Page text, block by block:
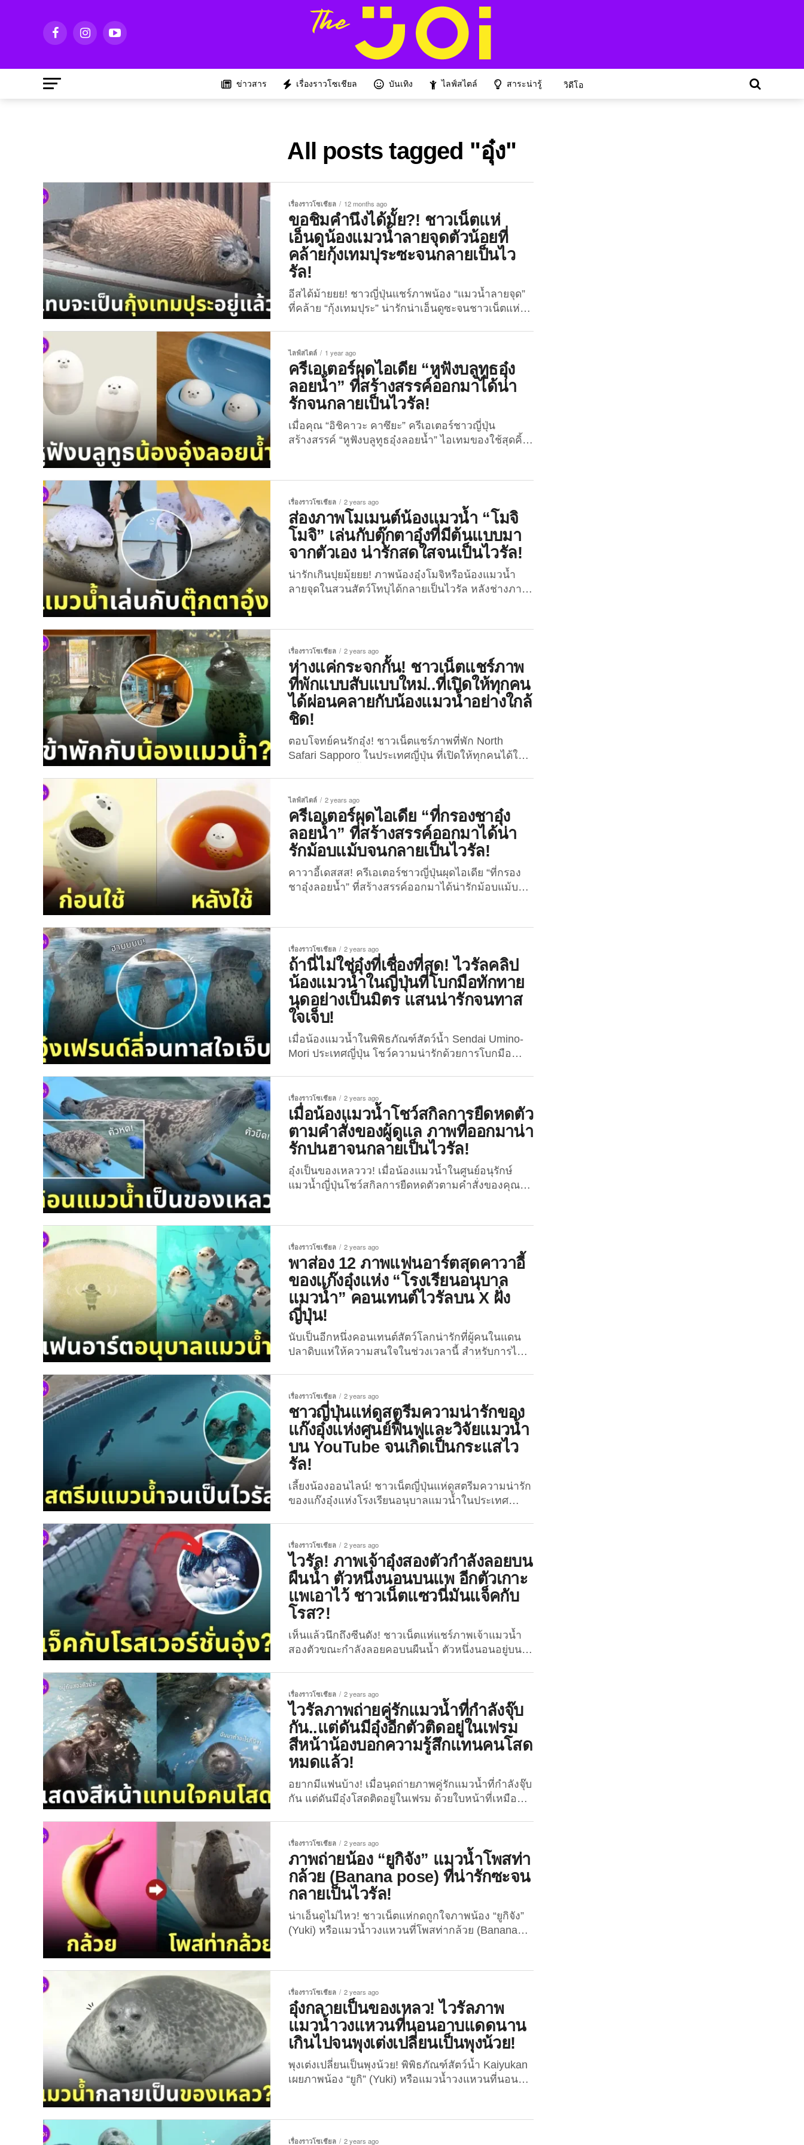
ข่าวสาร เรื่องราวโซเชียล บันเทิง ไลฟ์สไตล์ สาระน่ารู้ วิดีโอ
All posts tagged "อุ๋ง"
เรื่องราวโซเชียล 12 months ago
ขอชิมคำนึงได้มั้ย?! ชาวเน็ตแห่
เอ็นดูน้องแมวน้ำลายจุดตัวน้อยที่
คล้ายกุ้งเทมปุระซะจนกลายเป็นไว
รัล!
อีสได้ม้ายยย! ชาวญี่ปุ่นแชร์ภาพน้อง “แมวน้ำลายจุด”
ที่คล้าย “กุ้งเทมปุระ” น่ารักน่าเอ็นดูซะจนชาวเน็ตแห่กด
ภาพถ่ายเจ้า “แมวน้ำลายจุด” แห่ง “Oga Aquarium
GAO” หรือพิพิธภัณฑ์สัตว์น้ำที่ตั้งอยู่ในเมืองโอกะ จัง
หวัดอาคิตะ ประเทศญี่ปุ่น ก็ได้รับความสนใจอย่าง
ล้นหลามอีกครั้ง เพราะความอ้วมตุ้ยของน้องที่มองแวบ
แรกนั้นรู้สึกว่า..นี่มันกุ้งเทมปุระชัด ๆ ย้อนกลับไปเมื่อ
ช่วงต้นเดือนที่ผ่านมา คุณเจ้าของแอคเคาท์ X:
@on2taro1 ผู้ชื่นชอบการถ่ายภาพเหล่าก้อนอุ๋งที่
ไลฟ์สไตล์ 1 year ago
ครีเอเตอร์ผุดไอเดีย “หูฟังบลูทูธอุ๋ง
ลอยน้ำ” ที่สร้างสรรค์ออกมาได้น่า
รักจนกลายเป็นไวรัล!
เมื่อคุณ “อิชิคาวะ คาซึยะ” ครีเอเตอร์ชาวญี่ปุ่น
สร้างสรรค์ “หูฟังบลูทูธอุ๋งลอยน้ำ” ไอเทมของใช้สุดคิ้ว
เทนต์จากคุณ “อิชิคาวะ คาซึยะ” ครีเอเตอร์ชาวญี่ปุ่นผู้
ใช้แอคเคาท์ X: @issikazu20 ที่มีผู้ติดตามกว่า 1 แสน
คน เจ้าของไอเดียผลงานสร้างสรรค์เยอะแยะมากมาย
ไม่ว่าจะเป็น “ฟองน้ำรูปแพะ”, “กระปุกใส่เครื่องปรุงรูป
นกกระทุง”, “จานซอสรูปโลมา”, “ที่กดสบู่น้องหมา
ชิบะ”, “ที่เก็บสายชาร์จนากน้อย” และ “พาวเวอร์แบงค์
หนูแฮมสเตอร์” ซึ่งไม่นานมานี้คุณเขาก็ได้เผยภาพไอ
เทมสุดน่ารักอย่าง “หูฟังบลูทูธอุ๋งลอยน้ำ” ที่ทำเอาชาว
เน็ตแห่กดไลก์ให้กับความครีเอทีฟกันเพียบ! สำหรับ
ชิ้นนี้ก็คือน้องเขาถูกออกแบบมาให้มีลักษณะเป็นน้อง
เท่านั้น ซึ่งเวลาเก็บน้องไว้ในเคสสีฟ้า (ตามภาพ)...
เรื่องราวโซเชียล 2 years ago
ส่องภาพโมเมนต์น้องแมวน้ำ “โมจิ
โมจิ” เล่นกับตุ๊กตาอุ๋งที่มีต้นแบบมา
จากตัวเอง น่ารักสดใสจนเป็นไวรัล!
น่ารักเกินปุยมุ้ยยย! ภาพน้องอุ๋งโมจิหรือน้องแมวน้ำ
ลายจุดในสวนสัตว์โทบุได้กลายเป็นไวรัล หลังช่างภาพ
แมวน้ำลายจุด (Spotted Seal) หนึ่งในสัตว์ที่ทางสวน
สัตว์โทบุประเทศญี่ปุ่นดูแล ซึ่งความน่ารักของน้องก็
ทำเอาผู้พบเห็นทุกคนใจเหลวไปตาม ๆ กัน แม้แต่ทาง
สวนสัตว์เองก็ยังเรียกน้องด้วยความเอ็นดูว่า “แมวน้ำ
โมจิโมจิ” เมื่อช่วงเดือนพฤศจิกายนที่ผ่านมา คุณช่าง
ภาพหรือผู้ใช้ X: @chikuwa_0412 ได้โพสต์เซ็ตภาพ
เจ้าแมวน้ำลายจุดหรือน้องโมจิที่อยู่ในสวนสัตว์โทบุ
ประเทศญี่ปุ่น ซึ่งความน่ารักของภาพถ่ายเซ็ตนี้ก็คือเป็น
ภาพที่เผยให้เห็นโมเมนต์แสนสดใสของก้อนโมจิขณะ
กำลังเล่นกับตุ๊กตาอุ๋งที่ถูกถอดแบบมากจากตัวน้องเขา
(เหมือนเป๊ะ!) ราวกับคิดว่าเจ้าตุ๊กตาตัวนี้มีชีวิตและเป็น
ที่คุณช่างภาพเก็บมาได้นั้นไม่ธรรมดา..เพราะดูน่ารัก
น่าเอ็นดูเป็นพิเศษยังไงล่ะ! หลังจากที่เซ็ตภาพเจ้าอุ๋ง
โมจิเล่นกับตุ๊กตาหน้าเหมือนตัวเองถูกเผยแพร่ออกไป ก็
กลายเป็นไวรัลที่ตอนนี้มีชาวเน็ตกดรีโพสต์และกดไลก์
ความน่ารักที่ทำเอาเหล่าทาสใจเจ็บกันถ้วนหน้า ...
เรื่องราวโซเชียล 2 years ago
ห่างแค่กระจกกั้น! ชาวเน็ตแชร์ภาพ
ที่พักแบบสับแบบใหม่..ที่เปิดให้ทุกคน
ได้ผ่อนคลายกับน้องแมวน้ำอย่างใกล้
ชิด!
ตอบโจทย์คนรักอุ๋ง! ชาวเน็ตแชร์ภาพที่พัก North
Safari Sapporo ในประเทศญี่ปุ่น ที่เปิดให้ทุกคนได้ใกล้
ได้ออกมาแชร์ประสบการณ์การเช็คอินที่พักใน
บรรยากาศสวนสัตว์ โดยเธอได้เลือกห้องพักที่มีสัตว์โลก
ตัวก้อนอย่างเจ้าอุ๋งให้อยู่ด้วยกันไปตลอดทั้งคืน ซึ่งผลที่
ออกมาก็คือเธอนอนดูน้องแมวน้ำ..น้อยกว่าที่แมวน้ำ
นอนดูเธอซะงั้นนน เมื่อไม่นานมานี้ (วันที่ 3
พฤศจิกายน 2024) ชาวเน็ตญี่ปุ่นหรือผู้ใช้แอคเคาท์ X:
@HARUURARA_mochi ได้ออกมาโพสต์ภาพและแชร์
ไลฟ์สไตล์ 2 years ago
ครีเอเตอร์ผุดไอเดีย “ที่กรองชาอุ๋ง
ลอยน้ำ” ที่สร้างสรรค์ออกมาได้น่า
รักม้อบแม้บจนกลายเป็นไวรัล!
คาวาอี้เดสสส! ครีเอเตอร์ชาวญี่ปุ่นผุดไอเดีย “ที่กรอง
ชาอุ๋งลอยน้ำ” ที่สร้างสรรค์ออกมาได้น่ารักม้อบแม้บจน
คุณ “อิชิคาวะ คาซึยะ” ครีเอเตอร์ชาวญี่ปุ่นผู้ใช้แอคเคา
ท์ X: @issikazu20 ที่มีผู้ติดตามกว่า 6.6 หมื่นคน
เจ้าของไอเดียผลงานสร้างสรรค์เยอะแยะมากมาย ไม่
ว่าจะเป็น “ฟองน้ำรูปแพะ”, “กบเหลาดินสอ
ไดโนเสาร์”, “แคคตัสไส้ดินสอกด”, “ยางลบรถไฟ
Shinkansen”, “เนยรูปสาวเต้นระบำใต้น้ำ” และ “ชุด
ตะเกียบแพนด้ากินไผ่” ซึ่งไม่นานมานี้คุณเขาก็ได้เผย
ภาพไอเทมสุดน่ารักอย่าง “ที่กรองชาอุ๋งลอยน้ำ” ที่
ทำเอาชาวเน็ตแห่กดไลก์ให้กับความครีเอทีฟกันเพียบ!
สำหรับกิมมิคความน่ารักของไอเทม “ที่กรองชาอุ๋ง
ลอยน้ำ” ก็คือดีไซน์ตัวที่กรองใบชาจะเป็นรูปแมวน้ำ
เรื่องราวโซเชียล 2 years ago
ถ้านี่ไม่ใช่อุ๋งที่เชื่องที่สุด! ไวรัลคลิป
น้องแมวน้ำในญี่ปุ่นที่โบกมือทักทาย
นุดอย่างเป็นมิตร แสนน่ารักจนทาส
ใจเจ็บ!
เมื่อน้องแมวน้ำในพิพิธภัณฑ์สัตว์น้ำ Sendai Umino-
Mori ประเทศญี่ปุ่น โชว์ความน่ารักด้วยการโบกมือ
ประเทศญี่ปุ่นอีกแล้ว รอบนี้เป็นคลิปวิดีโอก้อนน้องอุ๋งใน
พิพิธภัณฑ์สัตว์น้ำ Sendai Umino-Mori จังหวัดมิยางิ ที่
กำลังโบกมือทักทายและเล่นกับคุณเจ้าหน้าที่ผู้ดูแล ซึ่ง
บอกเลยว่าภาพที่ออกมานั้นดูน่ารักแบบสุด ๆ จนชาว
เน็ตใจเจ็บไปตาม ๆ กัน เมื่อไม่กี่วันที่ผ่านมา (วันที่ 4
กันยายน...
เรื่องราวโซเชียล 2 years ago
เมื่อน้องแมวน้ำโชว์สกิลการยืดหดตัว
ตามคำสั่งของผู้ดูแล ภาพที่ออกมาน่า
รักปนฮาจนกลายเป็นไวรัล!
อุ๋งเป็นของเหลววว! เมื่อน้องแมวน้ำในศูนย์อนุรักษ์
แมวน้ำญี่ปุ่นโชว์สกิลการยืดหดตัวตามคำสั่งของคุณ
ถูกส่งตรงมาจากประเทศญี่ปุ่นอีกแล้ว รอบนี้เป็นคลิป
วิดีโอก้อนน้องอุ๋งในศูนย์อนุรักษ์แมวน้ำ Okhotsk
Tokkari Center จังหวัดฮอกไกโด ที่กำลังโชว์สกิลสุด
เจ๋งอย่างการยืดหดตัวตามคำสั่งของคุณเจ้าหน้าที่ผู้ดูแล
ซึ่งภาพที่ออกมาก็ดูน่ารักปนฮาจนชาวเน็ตแห่เอ็นดูไป
ตาม ๆ กัน เมื่อไม่นานมานี้ (วันที่ 22 สิงหาคม 2024)
ผู้ใช้ X:...
เรื่องราวโซเชียล 2 years ago
พาส่อง 12 ภาพแฟนอาร์ตสุดคาวาอี้
ของแก๊งอุ๋งแห่ง “โรงเรียนอนุบาล
แมวน้ำ” คอนเทนต์ไวรัลบน X ฝั่ง
ญี่ปุ่น!
นับเป็นอีกหนึ่งคอนเทนต์สัตว์โลกน่ารักที่ผู้คนในแดน
ปลาดิบแห่ให้ความสนใจในช่วงเวลานี้ สำหรับการไลฟ์
สดดังกล่าวนั้นจะสร้างความเพลิดเพลินให้กับเหล่าผู้ชม
ได้ไม่น้อย เพราะชาวญี่ปุ่นหลายต่อหลายคนต่างพากัน
เลี้ยงน้องออนไลน์จนเกิดเป็นกระแสโรงเรียนอนุบาล
แมวน้ำขึ้นมา โดยไวรัลโรงเรียนอนุบาลแมวน้ำดัง
กล่าวนั้น เริ่มต้นมาจากผู้ใช้
งาน X: @hokahoka_times ที่มีผู้ติดตามกว่า 1.8 หมื่น
คน ได้แชร์คลิปวิดีโอบางช่วงบางตอนของการดูสตรีม
แก๊งอุ๋งบน YouTube ในช่อง “Zeehondencentrum
Pieterburen” ซึ่งเป็นศูนย์ฟื้นฟูและวิจัยแมวน้ำที่ประเทศ
เนเธอร์แลนด์ ต่อมาคลิปดังกล่าวได้กลายเป็นที่พูดถึง
และถูกแชร์ต่อจนมีผู้คนนับหมื่นตามไปสตรีมดูน้องกัน
แบบทั้งวันทั้งคืน จากตอนแรกยอดผู้ชมมีเพียงหลักสิบก็
พุ่งขึ้นมาหลายเท่าตัวจนเจ้าหน้าที่ศูนย์ทั้งรู้สึกงุนงงและ
รู้สึกยินดีที่มีผู้คนให้ความสนใจรวมถึงให้การสนับสนุน
ผ่านการบริจาคสมทบทุนที่จะนำไปใช้เพื่อการฟื้นฟูและ
การวิจัยเจ้าอุ๋งในศูนย์ หลังจากที่คลิปวิดีโอบางช่วง
นอกจากชาวเน็ตญี่ปุ่นเขาจะตามไปรับชมสตรีมในช่อง
ของศูนย์ฟื้นฟูและวิจัยแมวน้ำบน YouTube แล้ว บาง
ความน่ารักบางส่วนของ “แฟนอาร์ตสุดคาวาอี้ของแก๊ง
อุ๋งแห่งโรงเรียนอนุบาลแมวน้ำ” ที่กำลังเป็นไวรัลบน...
เรื่องราวโซเชียล 2 years ago
ชาวญี่ปุ่นแห่ดูสตรีมความน่ารักของ
แก๊งอุ๋งแห่งศูนย์ฟื้นฟูและวิจัยแมวน้ำ
บน YouTube จนเกิดเป็นกระแสไว
รัล!
เลี้ยงน้องออนไลน์! ชาวเน็ตญี่ปุ่นแห่ดูสตรีมความน่ารัก
ของแก๊งอุ๋งแห่งโรงเรียนอนุบาลแมวน้ำในประเทศ
ปลาดิบแห่ให้ความสนใจในช่วงเวลานี้ สำหรับการไลฟ์
สดวิถีชีวิตของเจ้าอุ๋งที่ถูกเผยแพร่โดยศูนย์ฟื้นฟูและวิจัย
แมวน้ำในประเทศเนเธอร์แลนด์ ซึ่งดูเหมือนว่าการไลฟ์
สดดังกล่าวนั้นจะสร้างความเพลิดเพลินให้กับเหล่าผู้ชม
ได้ไม่น้อย เพราะชาวญี่ปุ่นหลายต่อหลายคนต่างพากัน
เลี้ยงน้องออนไลน์จนเกิดเป็นกระแสโรงเรียนอนุบาล
แมวน้ำขึ้นมา โดยไวรัลโรงเรียนอนุบาลแมวน้ำดัง
กล่าวนั้น เริ่มต้นมาจากผู้ใช้งาน X:
@hokahoka_times ที่มีผู้ติดตามกว่า 1.6 หมื่นคน ได้
แชร์คลิปวิดีโอบางช่วงบางตอนของการดูสตรีมแก๊งอุ๋
งบน YouTube ในช่อง “Zeehondencentrum
Pieterburen” ซึ่งเป็นศูนย์ฟื้นฟูและวิจัยแมวน้ำที่ประเทศ
เนเธอร์แลนด์ ต่อมาคลิปดังกล่าวได้กลายเป็นที่พูดถึง
และถูกแชร์ต่อจนมีผู้คนนับหมื่นตามไปสตรีมดูน้องกัน
แบบทั้งวันทั้งคืน จากตอนแรกยอดผู้ชมมีเพียงหลักสิบก็
พุ่งขึ้นมาหลายเท่าตัวจนเจ้าหน้าที่ศูนย์ทั้งรู้สึกงุนงงและ
ผ่านการบริจาคสมทบทุนที่จะนำไปใช้เพื่อการฟื้นฟูและ
การวิจัยเจ้าอุ๋งในศูนย์...
เรื่องราวโซเชียล 2 years ago
ไวรัล! ภาพเจ้าอุ๋งสองตัวกำลังลอยบน
ผืนน้ำ ตัวหนึ่งนอนบนแพ อีกตัวเกาะ
แพเอาไว้ ชาวเน็ตแซวนี่มันแจ็คกับ
โรส?!
เห็นแล้วนึกถึงซีนดัง! ชาวเน็ตแห่แชร์ภาพเจ้าแมวน้ำ
สองตัวขณะกำลังลอยคอบนผืนน้ำ ตัวหนึ่งนอนอยู่บน
เมื่อวันที่ 5 สิงหาคมที่ผ่านมา ชาวเน็ตญี่ปุ่นผู้ใช้บัญชี X:
@nekopublish ได้ทำการแชร์ภาพถ่ายของเจ้าแมวน้ำ
สองตัวขณะกำลังลอยคอบนผืนน้ำ พร้อมแคปชั่นระบุว่า
“ใครก็ตามที่บอกว่านี่มันคือซีนของแจ็คกับโรสจากหนัง
ไททานิค พวกคุณอัจฉริยะมาก!” เนื่องจากในภาพจะ
เห็นว่าเจ้าอุ๋งตัวหนึ่งกำลังนอนอยู่บนแพ ในขณะที่อีก
ตัวเกาะขอบแพไว้ ดูคล้ายฉากหลังจากเรือไททานิค
ล่ม...
เรื่องราวโซเชียล 2 years ago
ไวรัลภาพถ่ายคู่รักแมวน้ำที่กำลังจุ๊บ
กัน..แต่ดันมีอุ๋งอีกตัวติดอยู่ในเฟรม
สีหน้าน้องบอกความรู้สึกแทนคนโสด
หมดแล้ว!
อยากมีแฟนบ้าง! เมื่อนุดถ่ายภาพคู่รักแมวน้ำที่กำลังจุ๊บ
กัน แต่ดันมีอุ๋งโสดติดอยู่ในเฟรม ด้วยใบหน้าที่เหมือน
ติดอยู่ในเฟรมของทางพิพิธภัณฑ์สัตว์น้ำโทบะ (Toba
Aquarium) ประเทศญี่ปุ่น ซึ่งต้องบอกเลยว่าน้องอุ๋งตัวนี้
เป็นตัวแทนคนโสดชัด ๆ เพราะสีหน้าของน้องบอก
ความรู้สึกที่อยู่ส่วนลึกในใจไปหมดแล้ววว (ไม่มีใคร
อิจฉาทั้งนั้น!) ทำเอาเหล่าชาวเน็ตแห่เอ็นดูกันไม่
หวาดไม่ไหว เมื่อทางพิพิธภัณฑ์สัตว์น้ำโทบะ (Toba
Aquarium) ในประเทศญี่ปุ่น ได้โพสต์เซ็ตภาพถ่ายสัตว์
ความรักกันแบบไม่มีหยุดหย่อน โดยความพีคก็คือหาก
สังเกตในภาพถ่ายดี ๆ...
เรื่องราวโซเชียล 2 years ago
ภาพถ่ายน้อง “ยูกิจัง” แมวน้ำโพสท่า
กล้วย (Banana pose) ที่น่ารักซะจน
กลายเป็นไวรัล!
น่าเอ็นดูไม่ไหว! ชาวเน็ตแห่กดถูกใจภาพน้อง “ยูกิจัง”
(Yuki) หรือแมวน้ำวงแหวนที่โพสท่ากล้วย (Banana
นำเสนอภาพความน่ารักของเจ้า “ยูกิจัง” (Yuki) หรือ
แมวน้ำวงแหวนที่นอนอาบแดดจนดูเหมือนกำลังจะ
ละลายกันไปแล้ว ซึ่งภาพดังกล่าวนั้นก็ทำเอาเหล่าชาว
เน็ตแห่เอ็นดูกันไม่น้อย ล่าสุดคอนเทนต์เจ้าอุ๋งยูกิก็กลับ
มาเป็นไวรัลอีกครั้ง เมื่อน้องโพสท่ากล้วยหรือ Banana
pose แล้วดันออกมาน่ารักจนนุดใจเจ็บกันเป็นแถวเป็น
แนว!...
เรื่องราวโซเชียล 2 years ago
อุ๋งกลายเป็นของเหลว! ไวรัลภาพ
แมวน้ำวงแหวนที่นอนอาบแดดนาน
เกินไปจนพุงเต่งเปลี่ยนเป็นพุงน้วย!
พุงเต่งเปลี่ยนเป็นพุงน้วย! พิพิธภัณฑ์สัตว์น้ำ Kaiyukan
เผยภาพน้อง “ยูกิ” (Yuki) หรือแมวน้ำวงแหวนที่นอน
แดนปลาดิบอะเกน สำหรับภาพถ่ายน้อง “ยูกิ” (Yuki)
หรือแมวน้ำวงแหวนแห่งพิพิธภัณฑ์สัตว์น้ำ Kaiyukan
เรื่องราวโซเชียล 2 years ago